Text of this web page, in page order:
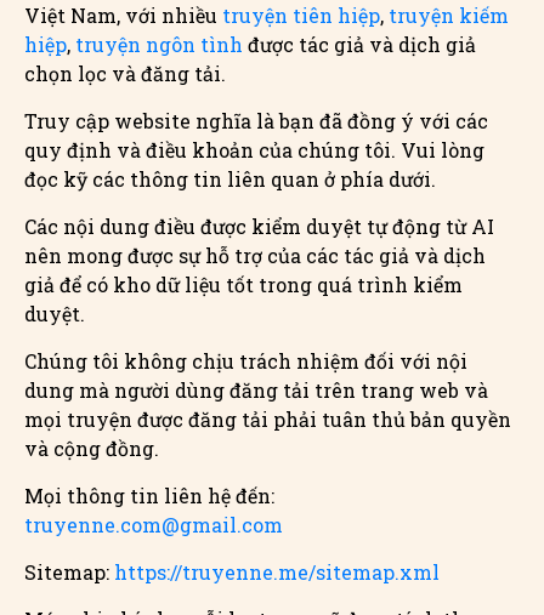
Việt Nam, với nhiều truyện tiên hiệp, truyện kiếm
hiệp, truyện ngôn tình được tác giả và dịch giả
chọn lọc và đăng tải.
Truy cập website nghĩa là bạn đã đồng ý với các
quy định và điều khoản của chúng tôi. Vui lòng
đọc kỹ các thông tin liên quan ở phía dưới.
Các nội dung điều được kiểm duyệt tự động từ AI
nên mong được sự hỗ trợ của các tác giả và dịch
giả để có kho dữ liệu tốt trong quá trình kiểm
duyệt.
Chúng tôi không chịu trách nhiệm đối với nội
dung mà người dùng đăng tải trên trang web và
mọi truyện được đăng tải phải tuân thủ bản quyền
và cộng đồng.
Mọi thông tin liên hệ đến:
truyenne.com@gmail.com
Sitemap: https://truyenne.me/sitemap.xml